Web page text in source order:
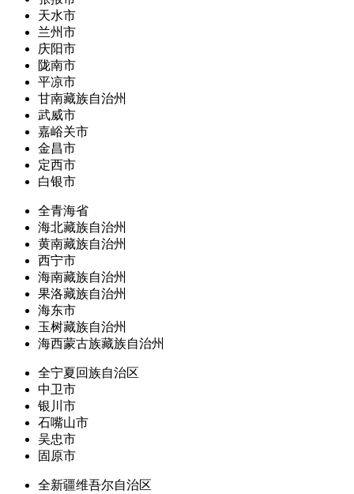
天水市
兰州市
庆阳市
陇南市
平凉市
甘南藏族自治州
武威市
嘉峪关市
金昌市
定西市
白银市
全青海省
海北藏族自治州
黄南藏族自治州
西宁市
海南藏族自治州
果洛藏族自治州
海东市
玉树藏族自治州
海西蒙古族藏族自治州
全宁夏回族自治区
中卫市
银川市
石嘴山市
吴忠市
固原市
全新疆维吾尔自治区